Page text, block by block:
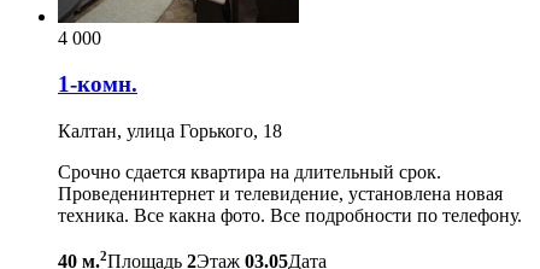
4 000
1-комн.
Калтан, улица Горького, 18
Срочно сдается квартира на длительный срок.
Проведенинтернет и телевидение, установлена новая
техника. Все какна фото. Все подробности по телефону.
40 м.2Площадь 2Этаж 03.05Дата